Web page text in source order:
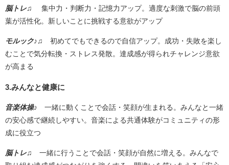
脳トレ♫
集中力・判断力・記憶力アップ。適度な刺激で脳の前頭
葉が活性化。新しいことに挑戦する意欲がアップ
モルック♪♫
初めてでもできるので自信アップ。成功・失敗を楽し
むことで気分転換・ストレス発散。達成感が得られチャレンジ意欲
が高まる
3.みんなと健康に
音楽体操♪
一緒に動くことで会話・笑顔が生まれる。みんなと一緒
の安心感で継続しやすい。音楽による共通体験がコミュニティの形
成に役立つ
脳トレ♫
一緒に行うことで会話・笑顔が自然に増える。みんなで